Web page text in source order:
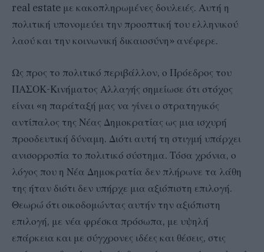
real estate με κακοπληρωμένες δουλειές. Αυτή η
πολιτική υπονομεύει την προοπτική του ελληνικού
λαού και την κοινωνική δικαιοσύνη» ανέφερε.
Ως προς το πολιτικό περιβάλλον, ο Πρόεδρος του
ΠΑΣΟΚ-Κινήματος Αλλαγής σημείωσε ότι στόχος
είναι «η παράταξή μας να γίνει ο στρατηγικός
αντίπαλος της Νέας Δημοκρατίας ως μια ισχυρή
προοδευτική δύναμη. Διότι αυτή τη στιγμή υπάρχει
ανισορροπία το πολιτικό σύστημα. Τόσα χρόνια, ο
λόγος που η Νέα Δημοκρατία δεν πλήρωνε τα λάθη
της ήταν διότι δεν υπήρχε μια αξιόπιστη επιλογή.
Θεωρώ ότι οικοδομώντας αυτήν την αξιόπιστη
επιλογή, με νέα φρέσκα πρόσωπα, με υψηλή
επάρκεια και με σύγχρονες ιδέες και θέσεις, στις